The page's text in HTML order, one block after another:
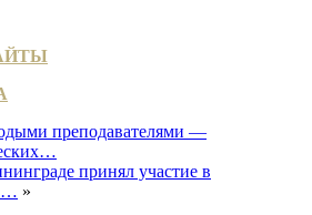
преподавателями —
принял участие в
»